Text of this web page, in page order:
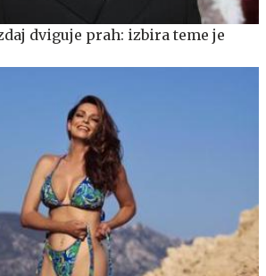
dviguje prah: izbira teme je